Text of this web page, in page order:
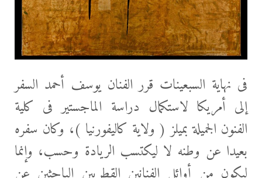
فى نهاية السبعينات قرر الفنان يوسف أحمد السفر
إلى أمريكا لاستكمال دراسة الماجستير فى كلية
الفنون الجميلة بميلز ( ولاية كاليفورنيا )، وكان سفره
بعيدا عن وطنه لا ليكتسب الريادة وحسب، وإنما